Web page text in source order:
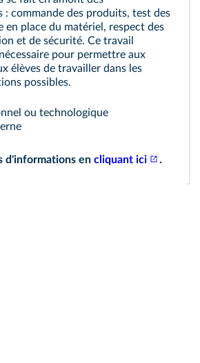
: commande des produits, test des
en place du matériel, respect des
et de sécurité. Ce travail
pour permettre aux
élèves de travailler dans les
possibles.
ou technologique
d'informations en cliquant ici .